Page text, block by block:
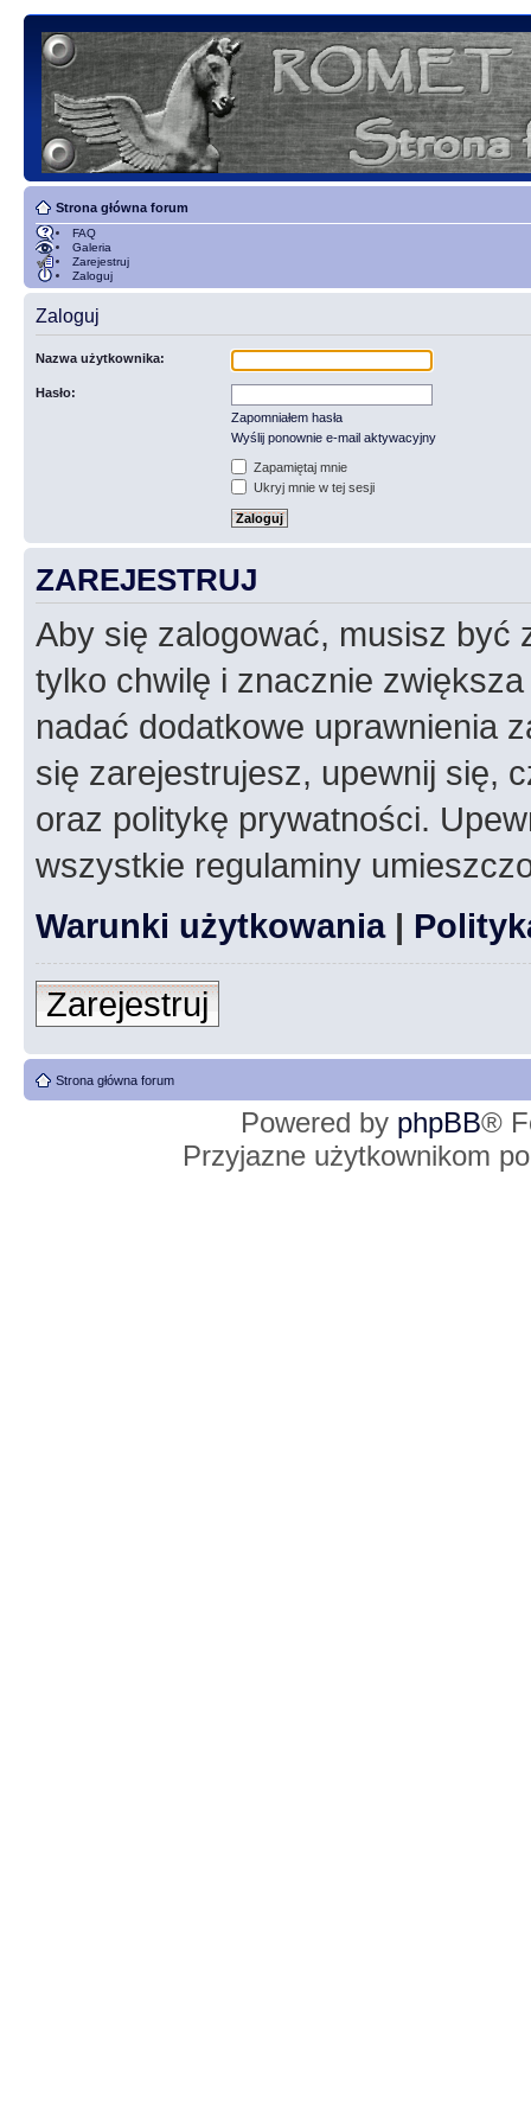
Strona główna forum
FAQ
Galeria
Zarejestruj
Zaloguj
Zaloguj
Nazwa użytkownika:
Hasło:
Zapomniałem hasła
Wyślij ponownie e-mail aktywacyjny
Zapamiętaj mnie
Ukryj mnie w tej sesji
ZAREJESTRUJ
Aby się zalogować, musisz być
tylko chwilę i znacznie
nadać dodatkowe uprawnienia
się zarejestrujesz, upewnij się,
oraz politykę prywatności.
wszystkie regulaminy
Warunki użytkowania|
Zarejestruj
Strona główna forum
Powered by phpBB®
Przyjazne użytkownikom